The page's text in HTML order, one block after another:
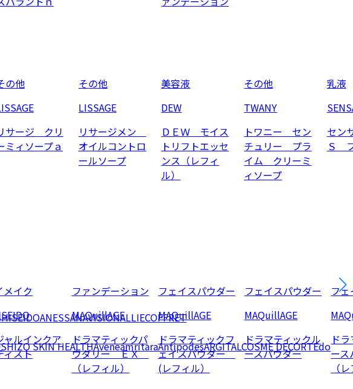
メイク
ャルインクア
ィスト
ファンデーション
MAQuillAGE
ドラマティックパ
ウダリー ＥＸ
（レフィル）
フェイスパウダー
MAQuillAGE
ドラマティックフ
ェイスパウダー
(レフィル）
フェイスパウダー
MAQuillAGE
ドラマティックル
ースパウダー
フ
ド
ー
（
の他
サージ クリ
ミィソープａ
その他
LISSAGE
リサージメン
オイルコントロ
ールソープ
美容液
DEW
ＤＥＷ モイス
トリフトエッセ
ンス（レフィ
ル）
その他
TWANY
トワニー セン
チュリー プラ
イム クリーミ
ィソープ
乳液
セン
Ｓ
ANESSANAVISIONALLIECOFFRET
ZO SKIN HEALTHAveneamritaraAntipodesARGITALCOSME DECORTEdo